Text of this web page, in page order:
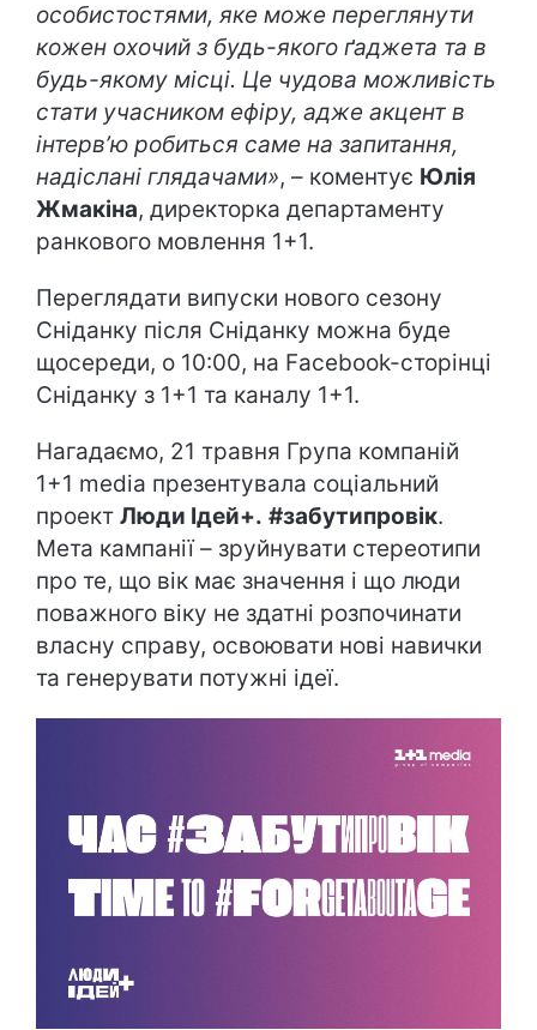
особистостями, яке може переглянути
кожен охочий з будь-якого ґаджета та в
будь-якому місці. Це чудова можливість
стати учасником ефіру, адже акцент в
інтерв’ю робиться саме на запитання,
надіслані глядачами», – коментує Юлія
Жмакіна, директорка департаменту
ранкового мовлення 1+1.
Переглядати випуски нового сезону
Сніданку після Сніданку можна буде
щосереди, о 10:00, на Facebook-сторінці
Сніданку з 1+1 та каналу 1+1.
Нагадаємо, 21 травня Група компаній
1+1 media презентувала соціальний
проект Люди Ідей+. #забутипровік.
Мета кампанії – зруйнувати стереотипи
про те, що вік має значення і що люди
поважного віку не здатні розпочинати
власну справу, освоювати нові навички
та генерувати потужні ідеї.